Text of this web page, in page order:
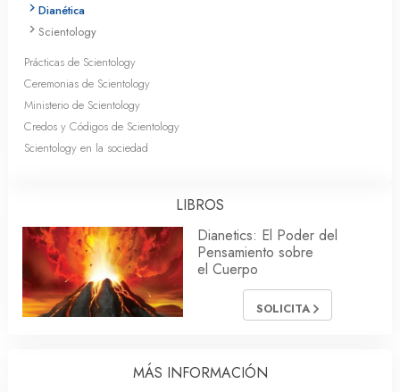
Dianética
Scientology
Prácticas de Scientology
Ceremonias de Scientology
Ministerio de Scientology
Credos y Códigos de Scientology
Scientology en la sociedad
LIBROS
Dianetics: El Poder del
Pensamiento sobre
el Cuerpo
SOLICITA
MÁS INFORMACIÓN